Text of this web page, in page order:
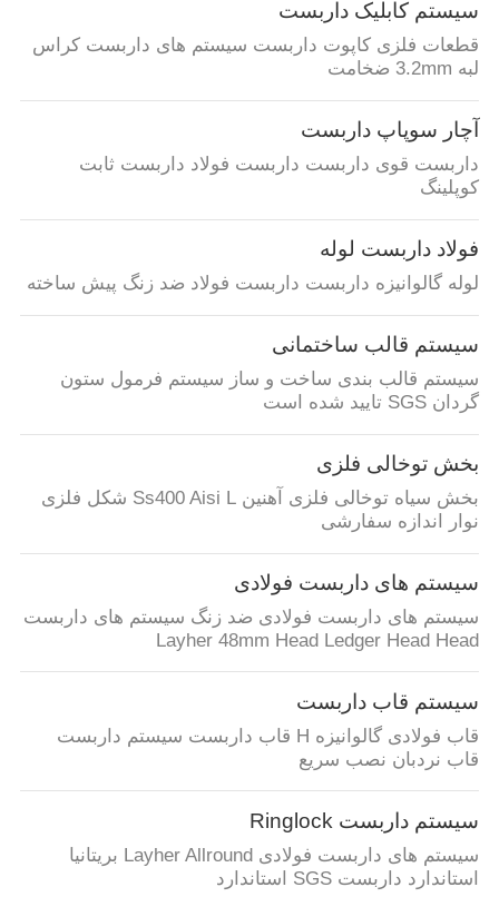
سیستم کابلیک داربست
قطعات فلزی کاپوت داربست سیستم های داربست کراس
لبه 3.2mm ضخامت
آچار سوپاپ داربست
داربست قوی داربست داربست فولاد داربست ثابت
کوپلینگ
فولاد داربست لوله
لوله گالوانیزه داربست داربست فولاد ضد زنگ پیش ساخته
سیستم قالب ساختمانی
سیستم قالب بندی ساخت و ساز سیستم فرمول ستون
گردان SGS تایید شده است
بخش توخالی فلزی
بخش سیاه توخالی فلزی آهنین Ss400 Aisi L شکل فلزی
نوار اندازه سفارشی
سیستم های داربست فولادی
سیستم های داربست فولادی ضد زنگ سیستم های داربست
Layher 48mm Head Ledger Head Head
سیستم قاب داربست
قاب فولادی گالوانیزه H قاب داربست سیستم داربست
قاب نردبان نصب سریع
سیستم داربست Ringlock
سیستم های داربست فولادی Layher Allround بریتانیا
استاندارد داربست SGS استاندارد